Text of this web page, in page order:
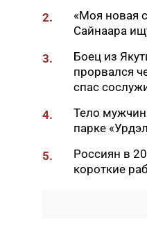
11:15
перекрыли
пожара
10:56
Новая
ветеранам
10:22
В Усть-
на 13
10:01
Якутяне
считают
2.
«Моя новая
Сайнаара
3.
Боец из
прорвался
спас
4.
Тело
парке
5.
Россиян в
короткие